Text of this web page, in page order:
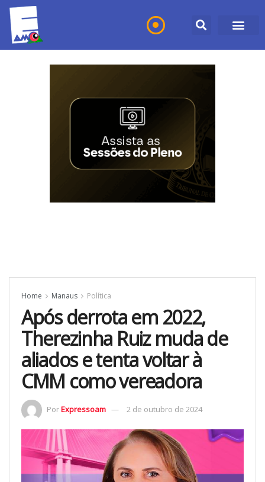
Home Manaus Política
Após derrota em 2022,
Therezinha Ruiz muda de
aliados e tenta voltar à
CMM como vereadora
PorExpressoam 2 de outubro de 2024